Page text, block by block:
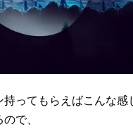
持ってもらえばこんな感
で、